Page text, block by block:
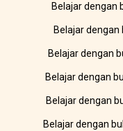
Belajar dengan
Belajar
Belajar dengan
Belajar dengan
Belajar dengan
Belajar dengan